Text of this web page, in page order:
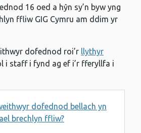
16 oed a hŷn sy’n byw yng
ffliw GIG Cymru am ddim yr
dofednod roi’r llythyr
i staff i fynd ag ef i’r fferyllfa i
dofednod bellach yn
brechlyn ffliw?